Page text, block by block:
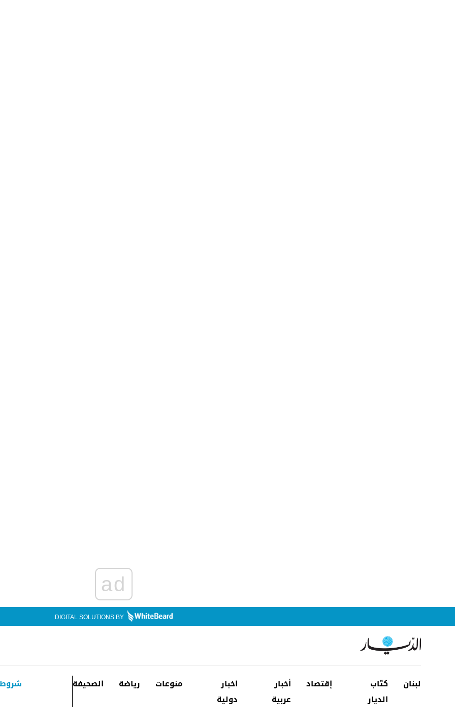
ad
DIGITAL SOLUTIONS BY
لبنان
كتّاب
الديار
إقتصاد
أخبار
عربية
اخبار
دولية
منوعات رياضة الصحيفة شروط